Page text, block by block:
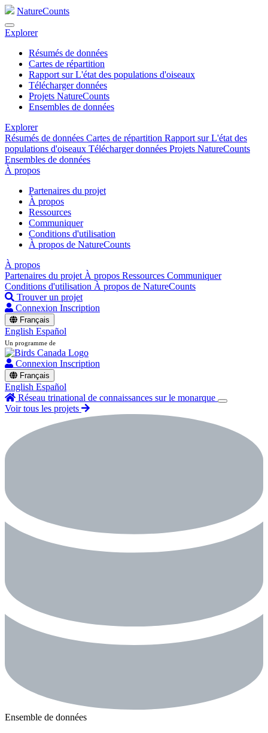
NatureCounts
Explorer
Résumés de données
Cartes de répartition
Rapport sur L'état des populations d'oiseaux
Télécharger données
Projets NatureCounts
Ensembles de données
Explorer
Résumés de données Cartes de répartition Rapport sur L'état des
populations d'oiseaux Télécharger données Projets NatureCounts
Ensembles de données
À propos
Partenaires du projet
À propos
Ressources
Communiquer
Conditions d'utilisation
À propos de NatureCounts
À propos
Partenaires du projet À propos Ressources Communiquer
Conditions d'utilisation À propos de NatureCounts
Trouver un projet
Connexion Inscription
Français
English Español
Un programme de
Connexion Inscription
Français
English Español
Réseau trinational de connaissances sur le monarque
Voir tous les projets
Ensemble de données